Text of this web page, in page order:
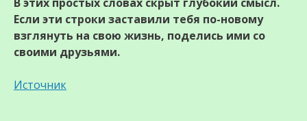
Если эти строки заставили тебя по-новому
взглянуть на свою жизнь, поделись ими со
своими друзьями.
Источник